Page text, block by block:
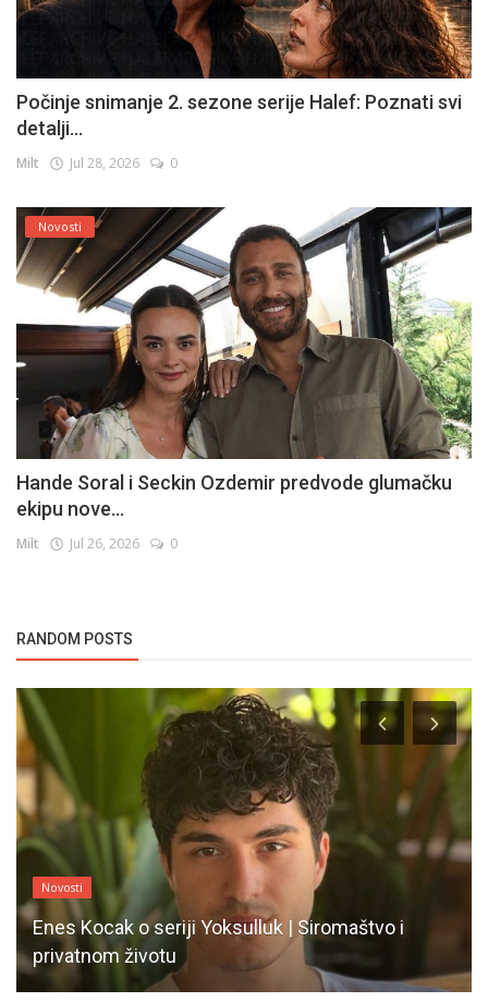
Počinje snimanje 2. sezone serije Halef: Poznati svi
detalji...
Milt Jul 28, 2026 0
Novosti
Hande Soral i Seckin Ozdemir predvode glumačku
ekipu nove...
Milt Jul 26, 2026 0
RANDOM POSTS
Novosti
Enes Kocak o seriji Yoksulluk | Siromaštvo i
privatnom životu